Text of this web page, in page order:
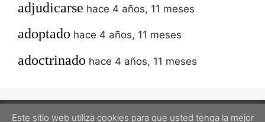
adjudicarse hace 4 años, 11 meses
adoptado hace 4 años, 11 meses
adoctrinado hace 4 años, 11 meses
Este sitio web utiliza cookies para que usted tenga la mejor